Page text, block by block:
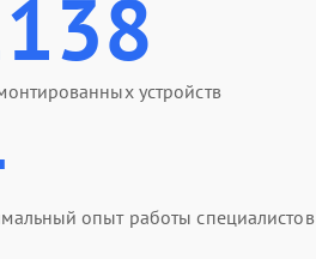
устройств
опыт работы специалистов